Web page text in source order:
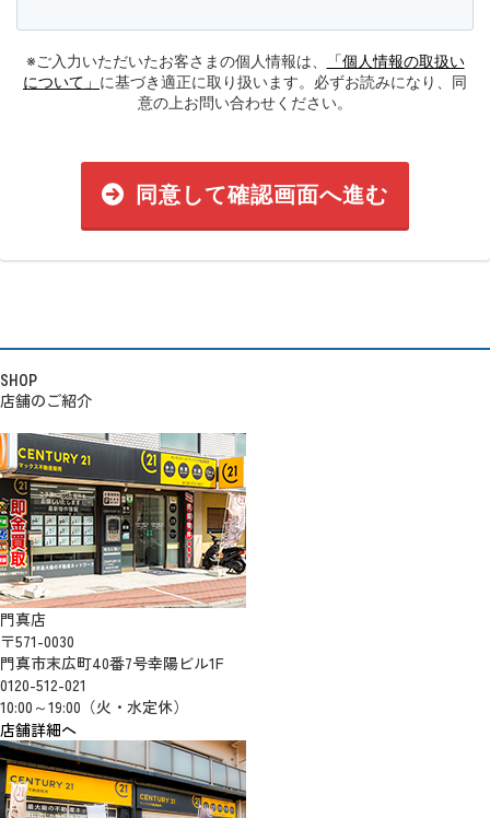
※ご入力いただいたお客さまの個人情報は、
「個人情報の取扱い
について」 に基づき適正に取り扱います。必ずお読みになり、同
意の上お問い合わせください。
同意して確認画面へ進む
SHOP
店舗のご紹介
門真店
〒571-0030
門真市末広町40番7号幸陽ビル1F
0120-512-021
10:00～19:00（火・水定休）
店舗詳細へ